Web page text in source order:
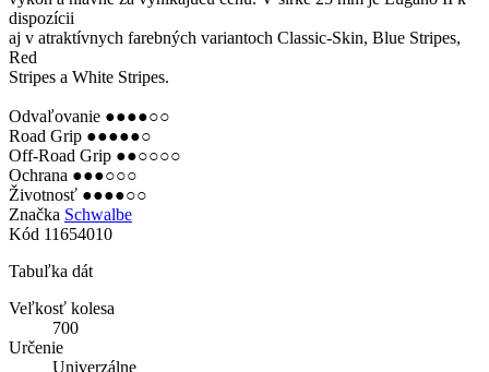
dispozícii
aj v atraktívnych farebných variantoch Classic-Skin, Blue Stripes,
Red
Stripes a White Stripes.
Odvaľovanie ●●●●○○
Road Grip ●●●●●○
Off-Road Grip ●●○○○○
Ochrana ●●●○○○
Životnosť ●●●●○○
Značka Schwalbe
Kód 11654010
Tabuľka dát
Veľkosť kolesa
700
Určenie
Univerzálne